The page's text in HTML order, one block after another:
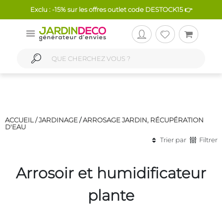
Exclu : -15% sur les offres outlet code DESTOCK15 👉
ACCUEIL /JARDINAGE/ARROSAGE JARDIN, RÉCUPÉRATION
D'EAU
Trier par
Filtrer
Arrosoir et humidificateur
plante